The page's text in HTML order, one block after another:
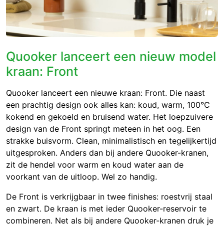
Quooker lanceert een nieuw model
kraan: Front
Quooker lanceert een nieuwe kraan: Front. Die naast
een prachtig design ook alles kan: koud, warm, 100°C
kokend en gekoeld en bruisend water. Het loepzuivere
design van de Front springt meteen in het oog. Een
strakke buisvorm. Clean, minimalistisch en tegelijkertijd
uitgesproken. Anders dan bij andere Quooker-kranen,
zit de hendel voor warm en koud water aan de
voorkant van de uitloop. Wel zo handig.
De Front is verkrijgbaar in twee finishes: roestvrij staal
en zwart. De kraan is met ieder Quooker-reservoir te
combineren. Net als bij andere Quooker-kranen druk je